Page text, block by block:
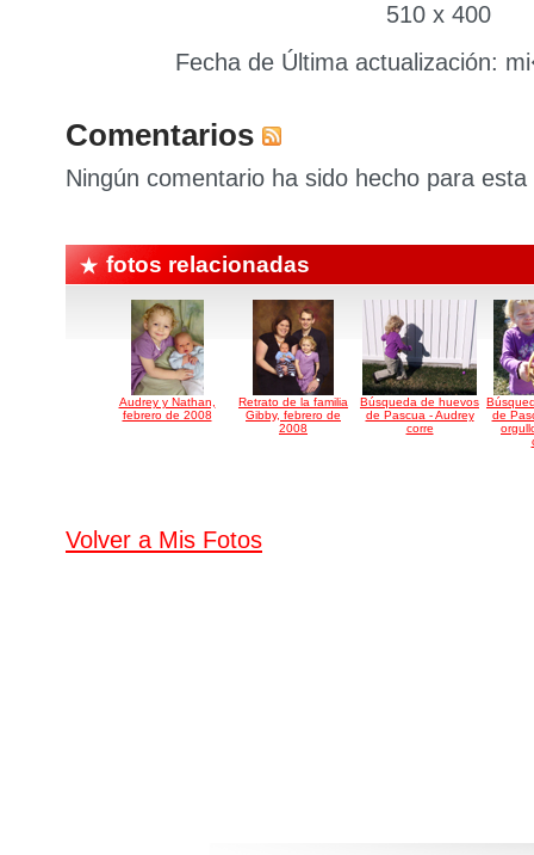
510 x 400
Fecha de Última actualización:
Comentarios
Ningún comentario ha sido hecho para esta
fotos relacionadas
Audrey y Nathan,
febrero de 2008
Retrato de la familia
Gibby, febrero de
2008
Búsqueda de huevos
de Pascua - Audrey
corre
de
Volver a Mis Fotos